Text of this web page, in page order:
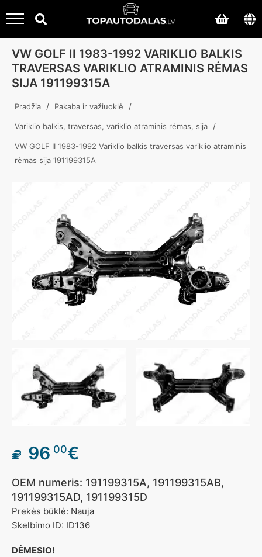
VW GOLF II 1983-1992 VARIKLIO BALKIS
TRAVERSAS VARIKLIO ATRAMINIS RĖMAS
SIJA 191199315A
Pradžia / Pakaba ir važiuoklė /
Variklio balkis, traversas, variklio atraminis rėmas, sija /
VW GOLF II 1983-1992 Variklio balkis traversas variklio atraminis
rėmas sija 191199315A
96 00€
OEM numeris: 191199315A, 191199315AB,
191199315AD, 191199315D
Prekės būklė: Nauja
Skelbimo ID: ID136
DĖMESIO!